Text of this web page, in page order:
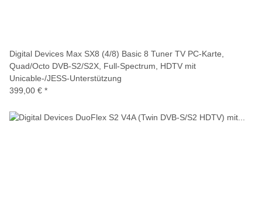
Digital Devices Max SX8 (4/8) Basic 8 Tuner TV PC-Karte,
Quad/Octo DVB-S2/S2X, Full-Spectrum, HDTV mit
Unicable-/JESS-Unterstützung
399,00 € *